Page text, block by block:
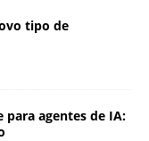
tipo de
para agentes de IA: